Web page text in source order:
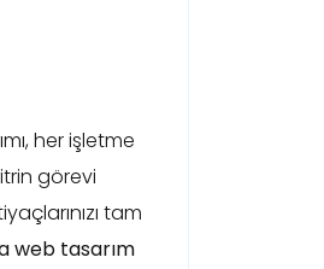
her işletme
görevi
tam
web tasarım